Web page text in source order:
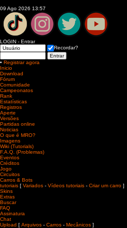
09 Ago 2026 13:57
LOGIN - Entrar
Recordar?
• Registrar agora
Inicio
Download
Fórum
Comunidade
Campeonatos
Rank
Estatísticas
Registros
Aperte
Versões
Partidas online
Noticias
O que é MRO?
Imagens
Wiki (Tutorials)
F.A.Q. (Problemas)
Eventos
Créditos
Jogo
Circuitos
Carros & Bots
tutoriais [ Variados - Vídeos tutoriais - Criar um carro ]
Skins
Extras
Buscar
FAQ
Assinatura
Chat
Upload [ Arquivos - Carros - Mecânicos ]